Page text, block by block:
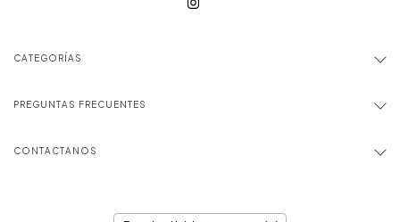
CATEGORÍAS
PREGUNTAS FRECUENTES
CONTACTANOS